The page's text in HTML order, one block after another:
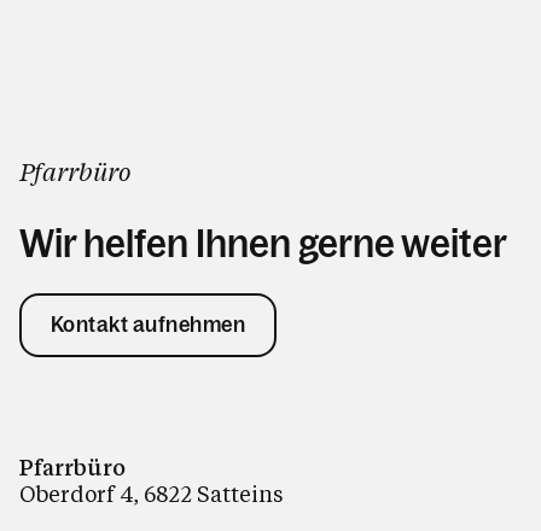
Pfarrbüro
Wir helfen Ihnen gerne weiter
Kontakt aufnehmen
Pfarrbüro
Oberdorf 4, 6822 Satteins